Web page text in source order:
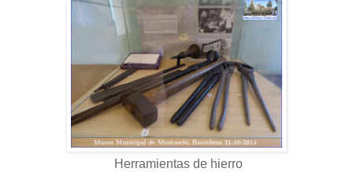
Herramientas de hierro